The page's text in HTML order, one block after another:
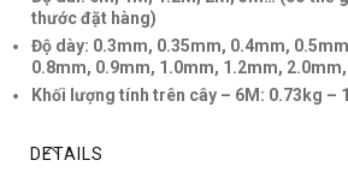
thước đặt hàng)
Độ dày: 0.3mm, 0.35mm, 0.4mm,
0.8mm, 0.9mm, 1.0mm, 1.2mm,
Khối lượng tính trên cây – 6M: 0.73kg –
DETAILS